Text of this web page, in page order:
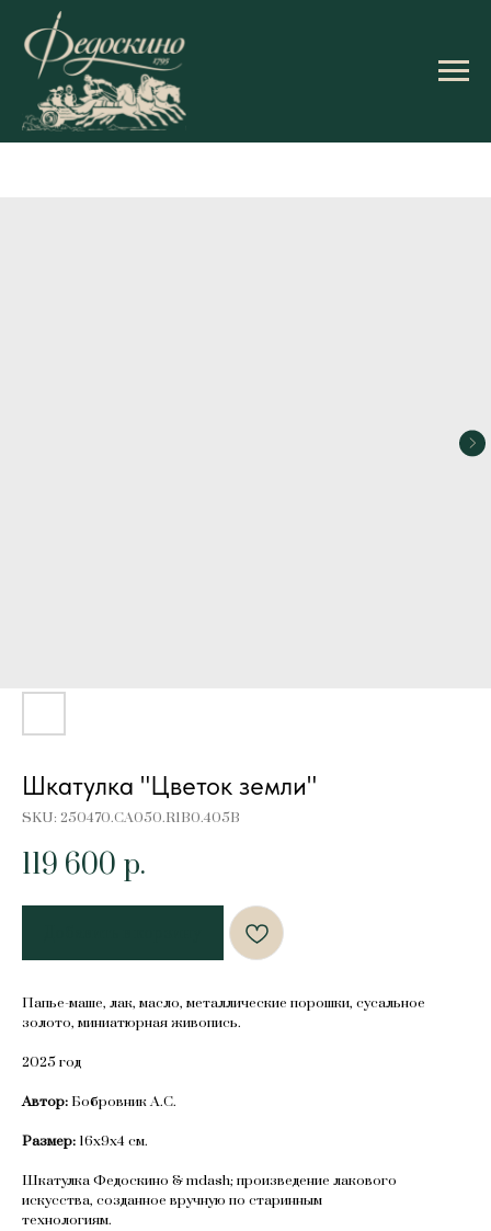
Шкатулка "Цветок земли"
SKU: 250470.CA050.R1B0.405B
119 600 р.
Папье-маше, лак, масло, металлические порошки, сусальное
золото, миниатюрная живопись.
2025 год
Автор:Бобровник А.С.
Размер: 16х9х4 см.
Шкатулка Федоскино & mdash; произведение лакового
искусства, созданное вручную по старинным
технологиям.